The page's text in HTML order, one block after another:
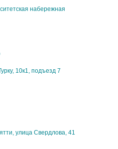
набережная
10к1, подъезд 7
улица Свердлова, 41